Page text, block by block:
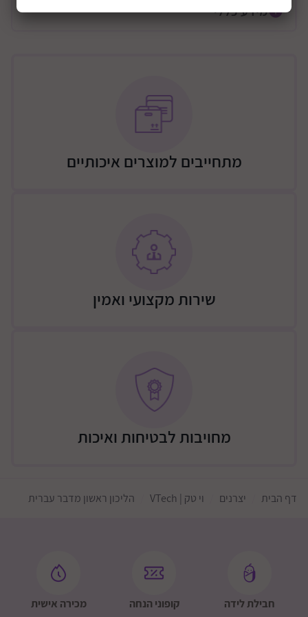
מידע כללי
מתחייבים למוצרים איכותיים
שירות מקצועי ואמין
מחויבות לבטיחות ואיכות
דף הבית יצרנים וי טק | VTech הליכון ראשון מדבר עברית
חבילת לידה קופוני הנחה מכירה אישית